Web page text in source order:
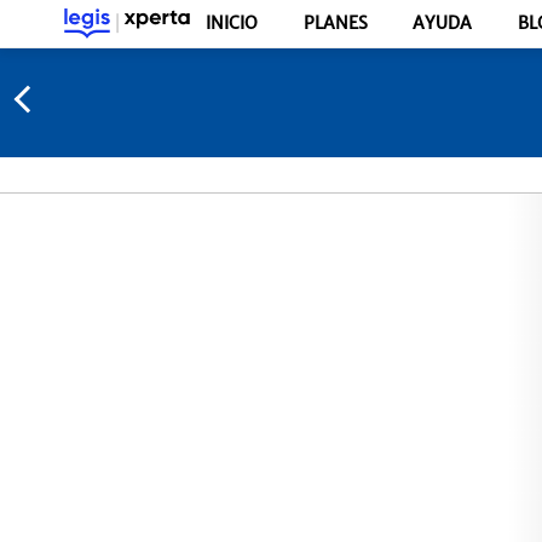
INICIO PLANES AYUDA